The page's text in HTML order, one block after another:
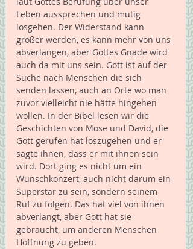
Leben aussprechen und mutig
losgehen. Der Widerstand kann
größer werden, es kann mehr von uns
abverlangen, aber Gottes Gnade wird
auch da mit uns sein. Gott ist auf der
Suche nach Menschen die sich
senden lassen, auch an Orte wo man
zuvor vielleicht nie hätte hingehen
wollen. In der Bibel lesen wir die
Geschichten von Mose und David, die
Gott gerufen hat loszugehen und er
sagte ihnen, dass er mit ihnen sein
wird. Dort ging es nicht um ein
Wunschkonzert, auch nicht darum ein
Superstar zu sein, sondern seinem
Ruf zu folgen. Das hat viel von ihnen
abverlangt, aber Gott hat sie
gebraucht, um anderen Menschen
Hoffnung zu geben.